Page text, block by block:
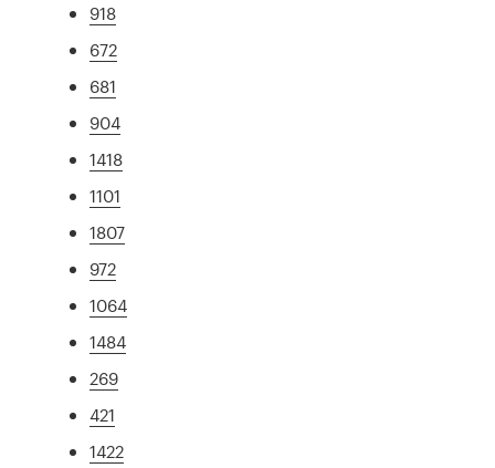
918
672
681
904
1418
1101
1807
972
1064
1484
269
421
1422